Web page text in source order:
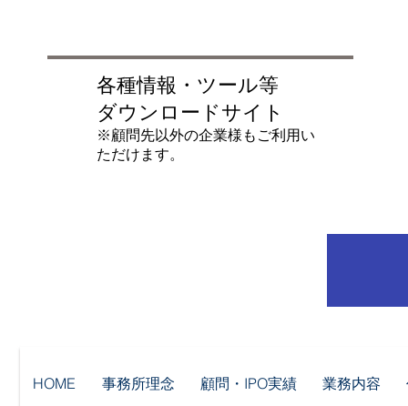
各種情報・ツール等
ダウンロードサイト
​※顧問先以外の企業様もご利用い
ただけます。
HOME 事務所理念 顧問・IPO実績 業務内容